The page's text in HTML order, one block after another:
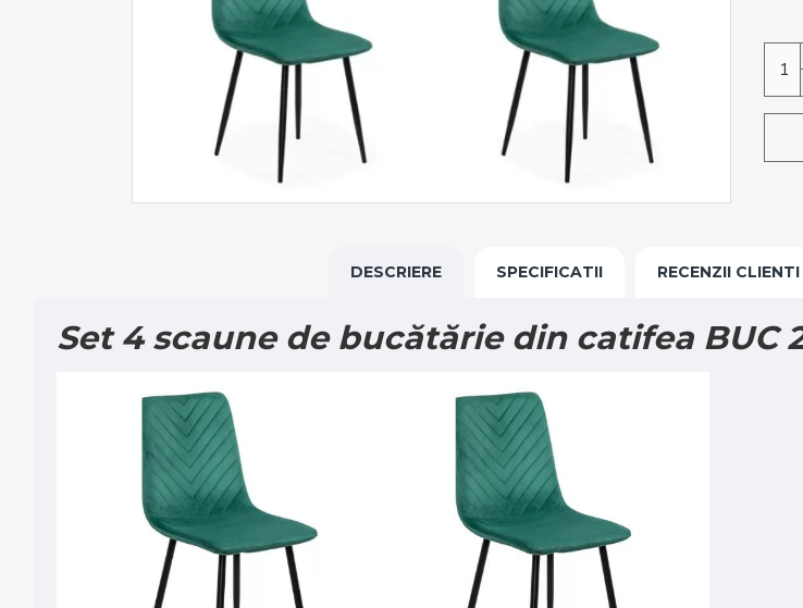
DESCRIERE SPECIFICATII RECENZII CLIENTI
Set 4 scaune de bucătărie din catifea BUC